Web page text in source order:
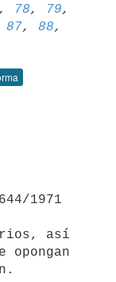
, 78, 79
87, 88
así
opongan